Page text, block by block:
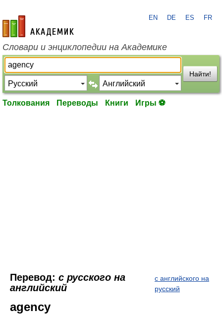
academic.ru
EN DE ES FR
Словари и энциклопедии на Академике
Найти!
Толкования Переводы Книги Игры ⚽
Перевод: с русского на
английский
с английского на
русский
agency